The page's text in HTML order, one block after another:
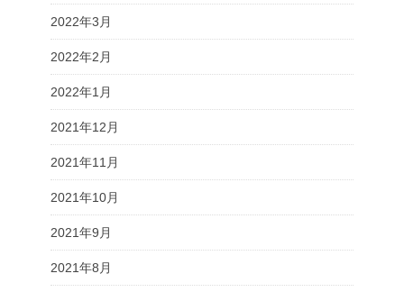
2022年3月
2022年2月
2022年1月
2021年12月
2021年11月
2021年10月
2021年9月
2021年8月